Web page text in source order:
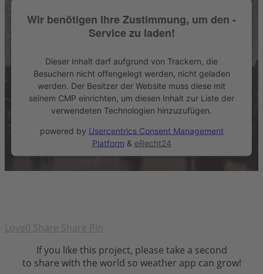
Wir benötigen Ihre Zustimmung, um den -
Service zu laden!
Dieser Inhalt darf aufgrund von Trackern, die
Besuchern nicht offengelegt werden, nicht geladen
werden. Der Besitzer der Website muss diese mit
seinem CMP einrichten, um diesen Inhalt zur Liste der
verwendeten Technologien hinzuzufügen.
powered by Usercentrics Consent Management
Platform & eRecht24
Love0 Share Share Pin
If you like this project, please take a second
to share with the world so weather app can grow!